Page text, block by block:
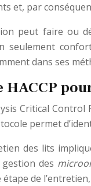
et, par
peut faire ou
seulement
dans ses
HACCP
Critical
permet
des lits
des
de